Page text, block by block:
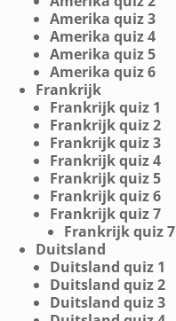
Amerika quiz 3
Amerika quiz 4
Amerika quiz 5
Amerika quiz 6
Frankrijk
Frankrijk quiz 1
Frankrijk quiz 2
Frankrijk quiz 3
Frankrijk quiz 4
Frankrijk quiz 5
Frankrijk quiz 6
Frankrijk quiz 7
Frankrijk quiz 7
Duitsland
Duitsland quiz 1
Duitsland quiz 2
Duitsland quiz 3